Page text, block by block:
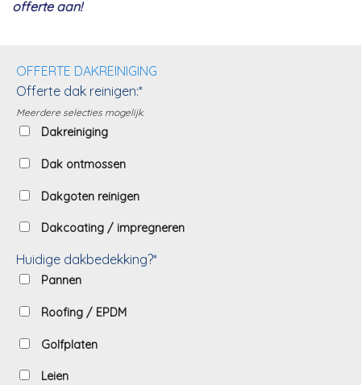
offerte aan!
OFFERTE DAKREINIGING
Offerte dak reinigen:*
Meerdere selecties mogelijk.
Dakreiniging
Dak ontmossen
Dakgoten reinigen
Dakcoating / impregneren
Huidige dakbedekking?*
Pannen
Roofing / EPDM
Golfplaten
Leien